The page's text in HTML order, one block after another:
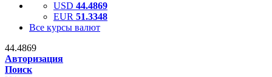
USD 44.4869
EUR 51.3348
Все курсы валют
44.4869
Авторизация
Поиск